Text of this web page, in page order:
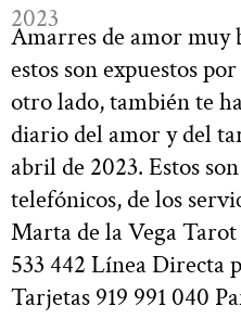
2023
Amarres de amor muy
estos son expuestos
otro lado, también te
diario del amor y del
abril de 2023. Estos
telefónicos, de los
Marta de la Vega
533 442 Línea Directa
Tarjetas 919 991 040